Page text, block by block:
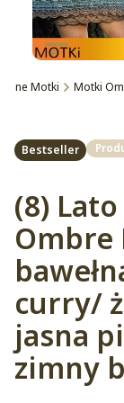
Motki Motki
Etykiety
Bestseller
(8)
Ombre
curry/
jasna
zimny